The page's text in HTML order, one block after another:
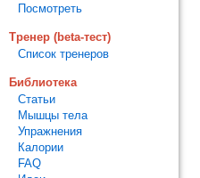
Посмотреть
Тренер (beta-тест)
Список тренеров
Библиотека
Статьи
Мышцы тела
Упражнения
Калории
FAQ